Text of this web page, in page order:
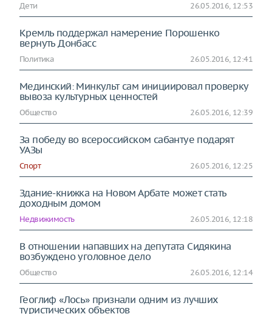
Дети 26.05.2016, 12:53
Кремль поддержал намерение Порошенко
вернуть Донбасс
Политика 26.05.2016, 12:41
Мединский: Минкульт сам инициировал проверку
вывоза культурных ценностей
Общество 26.05.2016, 12:39
За победу во всероссийском сабантуе подарят
УАЗы
Спорт 26.05.2016, 12:25
Здание-книжка на Новом Арбате может стать
доходным домом
Недвижимость 26.05.2016, 12:18
В отношении напавших на депутата Сидякина
возбуждено уголовное дело
Общество 26.05.2016, 12:14
Геоглиф «Лось» признали одним из лучших
туристических объектов